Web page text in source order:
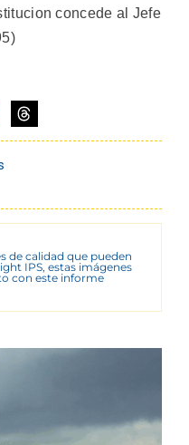
concede al Jefe
de calidad que pueden
IPS, estas imágenes
con este informe